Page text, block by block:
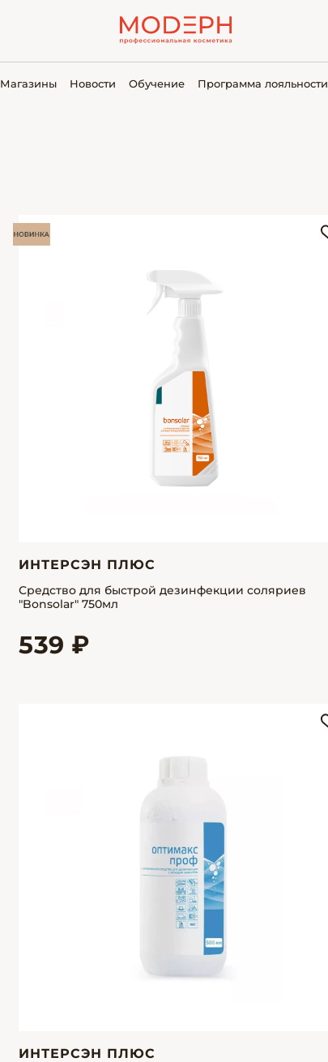
Магазины Новости Обучение Программа лояльности
ИНТЕРСЭН ПЛЮС
Средство для быстрой дезинфекции соляриев
"Bonsolar" 750мл
539 ₽
ИНТЕРСЭН ПЛЮС